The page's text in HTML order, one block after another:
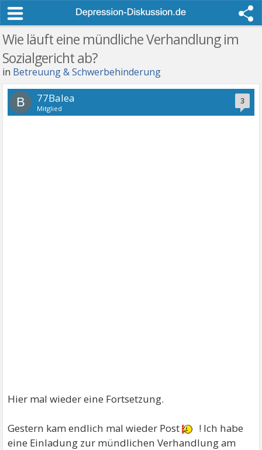
Wie läuft eine mündliche Verhandlung im
Sozialgericht ab?
in Betreuung & Schwerbehinderung
3
B 77Balea
Mitglied
Hier mal wieder eine Fortsetzung.
Gestern kam endlich mal wieder Post
! Ich habe
eine Einladung zur mündlichen Verhandlung am